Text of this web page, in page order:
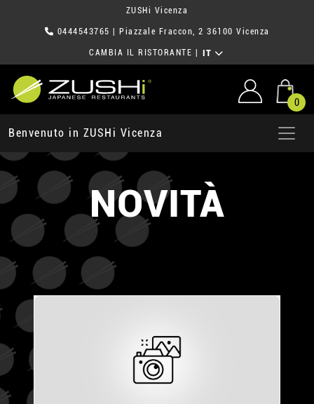
ZUSHi Vicenza
0444543765 | Piazzale Fraccon, 2 36100 Vicenza
CAMBIA IL RISTORANTE IT
0
Benvenuto in ZUSHi Vicenza
NOVITÀ